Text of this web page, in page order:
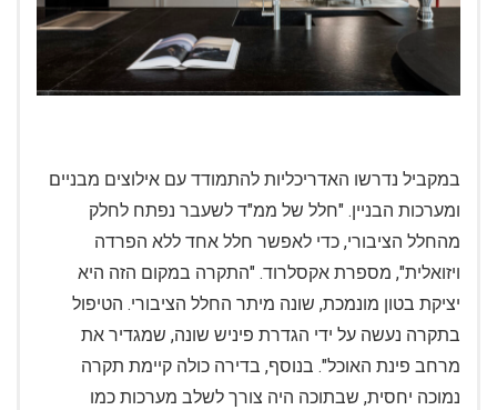
במקביל נדרשו האדריכליות להתמודד עם אילוצים מבניים
ומערכות הבניין. "חלל של ממ"ד לשעבר נפתח לחלק
מהחלל הציבורי, כדי לאפשר חלל אחד ללא הפרדה
ויזואלית", מספרת אקסלרוד. "התקרה במקום הזה היא
יציקת בטון מונמכת, שונה מיתר החלל הציבורי. הטיפול
בתקרה נעשה על ידי הגדרת פיניש שונה, שמגדיר את
מרחב פינת האוכל". בנוסף, בדירה כולה קיימת תקרה
נמוכה יחסית, שבתוכה היה צורך לשלב מערכות כמו